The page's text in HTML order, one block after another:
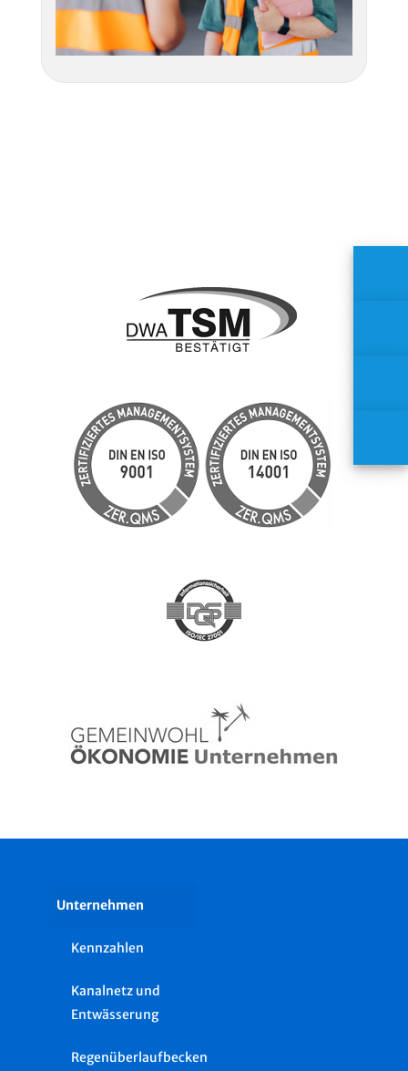
Unternehmen
Kennzahlen
Kanalnetz und
Entwässerung
Regenüberlaufbecken